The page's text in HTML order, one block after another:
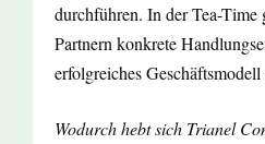
durchführen. In der Tea-Time
Partnern konkrete
erfolgreiches
Wodurch hebt sich Trianel